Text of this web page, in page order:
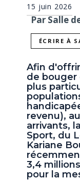
15 juin 2026
Par Salle
ÉCRIRE À
Afin
de bouger
plus
revenu),
arrivants,
Sport, du
Kariane
3,4
pour la